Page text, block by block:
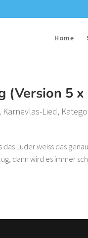
Home
(Version 5 x
, Karnevlas-Lied,
Luder weiss das
dann wird es immer